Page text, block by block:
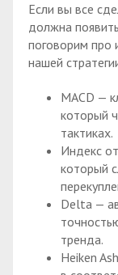
Если вы все
должна
поговорим про
нашей
MACD —
который
тактиках.
Индекс
который
Delta —
тренда.
Heiken